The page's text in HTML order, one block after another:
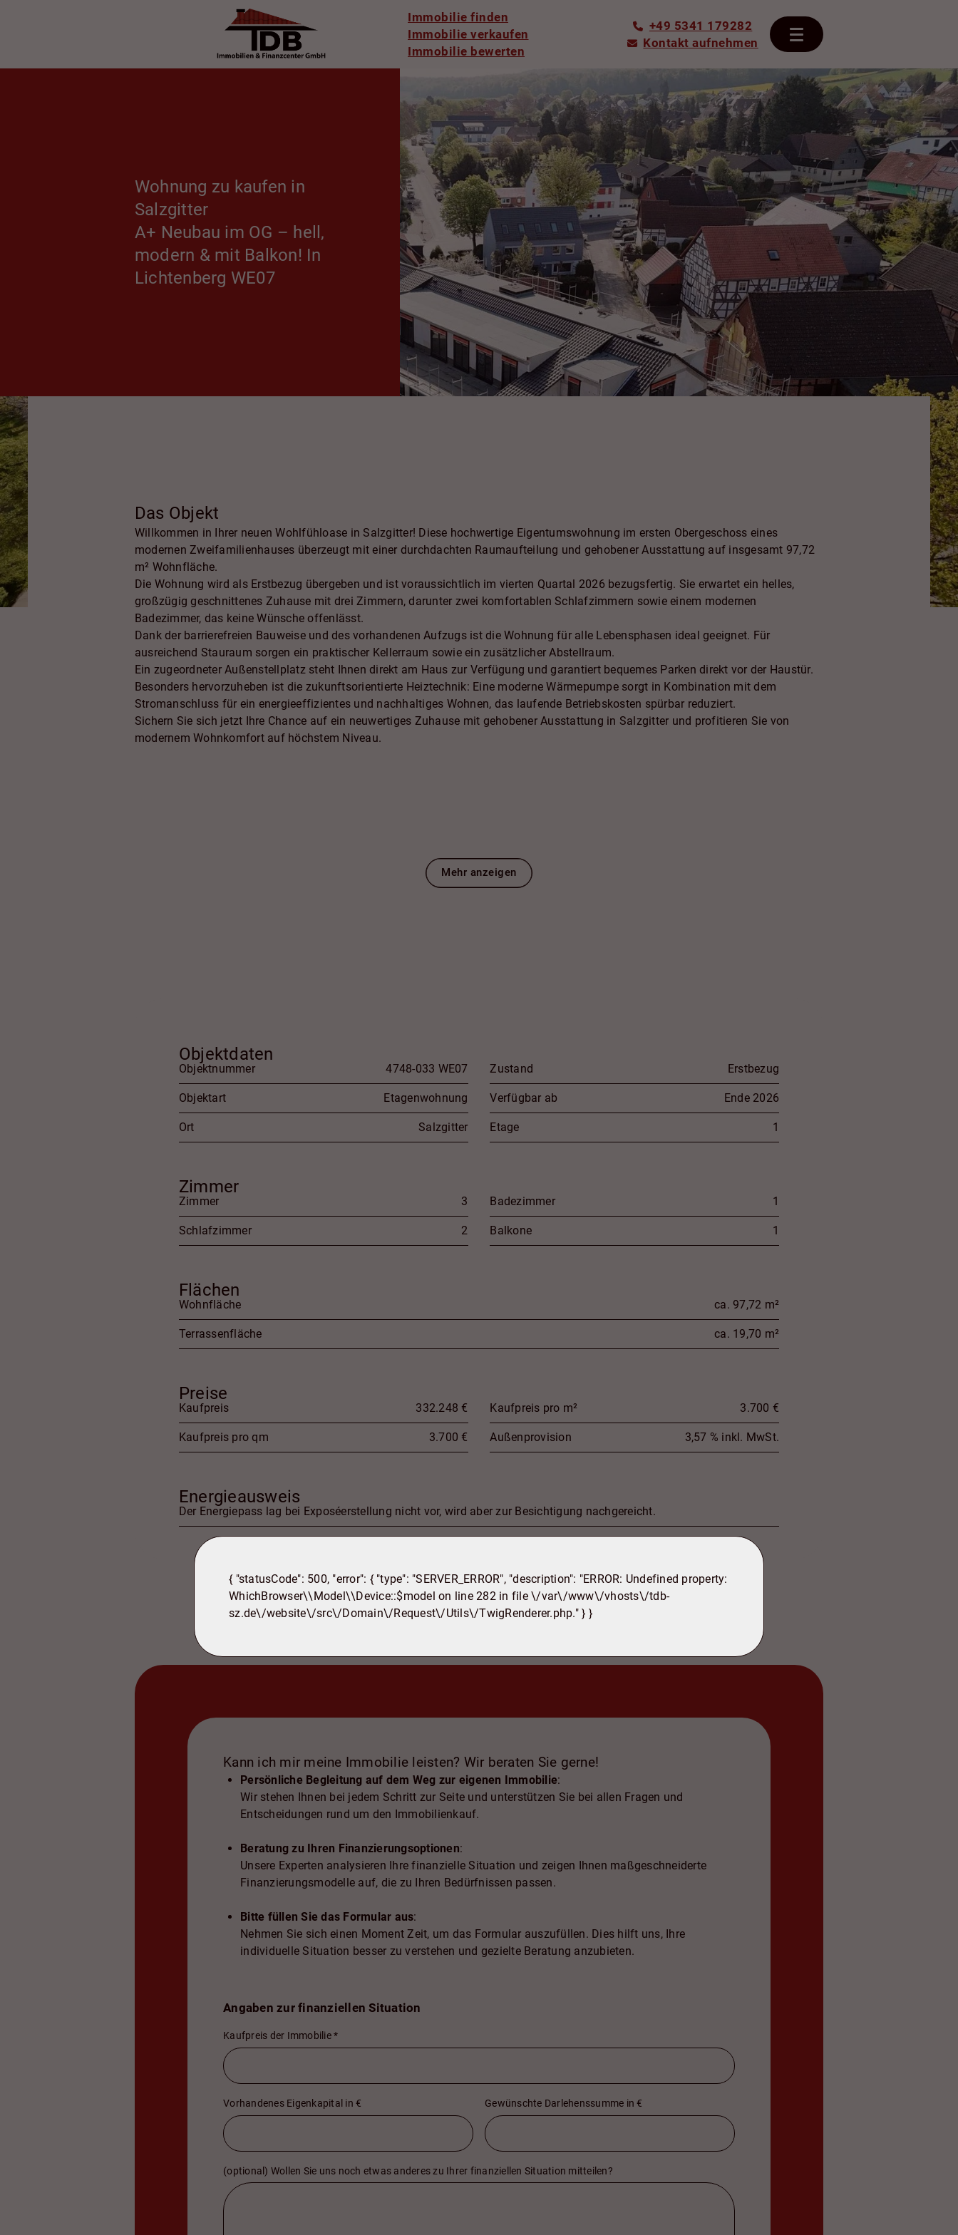
Immobilie finden
Immobilie verkaufen
Immobilie bewerten
+49 5341 179282
Kontakt aufnehmen
Wohnung zu kaufen in
Salzgitter
A+ Neubau im OG – hell,
modern & mit Balkon! In
Lichtenberg WE07
Das Objekt
Willkommen in Ihrer neuen Wohlfühloase in Salzgitter! Diese hochwertige Eigentumswohnung im ersten Obergeschoss eines
modernen Zweifamilienhauses überzeugt mit einer durchdachten Raumaufteilung und gehobener Ausstattung auf insgesamt 97,72
m² Wohnfläche.
Die Wohnung wird als Erstbezug übergeben und ist voraussichtlich im vierten Quartal 2026 bezugsfertig. Sie erwartet ein helles,
großzügig geschnittenes Zuhause mit drei Zimmern, darunter zwei komfortablen Schlafzimmern sowie einem modernen
Badezimmer, das keine Wünsche offenlässt.
Dank der barrierefreien Bauweise und des vorhandenen Aufzugs ist die Wohnung für alle Lebensphasen ideal geeignet. Für
ausreichend Stauraum sorgen ein praktischer Kellerraum sowie ein zusätzlicher Abstellraum.
Ein zugeordneter Außenstellplatz steht Ihnen direkt am Haus zur Verfügung und garantiert bequemes Parken direkt vor der Haustür.
Besonders hervorzuheben ist die zukunftsorientierte Heiztechnik: Eine moderne Wärmepumpe sorgt in Kombination mit dem
Stromanschluss für ein energieeffizientes und nachhaltiges Wohnen, das laufende Betriebskosten spürbar reduziert.
Sichern Sie sich jetzt Ihre Chance auf ein neuwertiges Zuhause mit gehobener Ausstattung in Salzgitter und profitieren Sie von
modernem Wohnkomfort auf höchstem Niveau.
Mehr anzeigen
Objektdaten
Objektnummer 4748-033 WE07
Objektart Etagenwohnung
Ort Salzgitter
Zustand Erstbezug
Verfügbar ab Ende 2026
Etage 1
Zimmer
Zimmer 3
Schlafzimmer 2
Badezimmer 1
Balkone 1
Flächen
Wohnfläche ca. 97,72 m²
Terrassenfläche ca. 19,70 m²
Preise
Kaufpreis 332.248 €
Kaufpreis pro qm 3.700 €
Kaufpreis pro m² 3.700 €
Außenprovision 3,57 % inkl. MwSt.
Energieausweis
Der Energiepass lag bei Exposéerstellung nicht vor, wird aber zur Besichtigung nachgereicht.
Kann ich mir meine Immobilie leisten? Wir beraten Sie gerne!
Persönliche Begleitung auf dem Weg zur eigenen Immobilie:
Wir stehen Ihnen bei jedem Schritt zur Seite und unterstützen Sie bei allen Fragen und
Entscheidungen rund um den Immobilienkauf.
Beratung zu Ihren Finanzierungsoptionen:
Unsere Experten analysieren Ihre finanzielle Situation und zeigen Ihnen maßgeschneiderte
Finanzierungsmodelle auf, die zu Ihren Bedürfnissen passen.
Bitte füllen Sie das Formular aus:
Nehmen Sie sich einen Moment Zeit, um das Formular auszufüllen. Dies hilft uns, Ihre
individuelle Situation besser zu verstehen und gezielte Beratung anzubieten.
Angaben zur finanziellen Situation
Kaufpreis der Immobilie*
Vorhandenes Eigenkapital in € Gewünschte Darlehenssumme in €
(optional) Wollen Sie uns noch etwas anderes zu Ihrer finanziellen Situation mitteilen?
{ "statusCode": 500, "error": { "type": "SERVER_ERROR", "description": "ERROR: Undefined property:
WhichBrowser\\Model\\Device::$model on line 282 in file \/var\/www\/vhosts\/tdb-
sz.de\/website\/src\/Domain\/Request\/Utils\/TwigRenderer.php." } }